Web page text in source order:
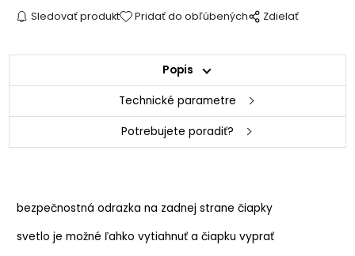
Sledovať produkt Pridať do obľúbených Zdielať
Popis
Technické parametre
Potrebujete poradiť?
bezpečnostná odrazka na zadnej strane čiapky
svetlo je možné ľahko vytiahnuť a čiapku vyprať